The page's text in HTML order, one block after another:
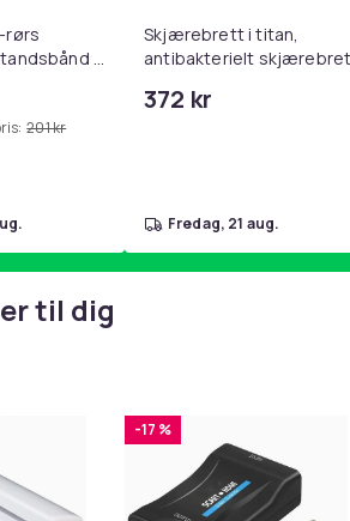
rørs
-
Pink
201 kr
Skjærebrett i titan,
antibakterielt
BPA-fri (2 stk.)
372 kr
fredag, 21 aug.
til dig
-17 %